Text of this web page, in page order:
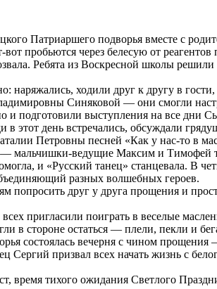
Патриаршего подворья вместе с
пробьются через белесую от
Ребята из Воскресной школы
наряжались, ходили друг к другу в
Синяковой — они смогли
и подготовили выступления на все
день встречались, обсуждали
Петровны песней «Как у нас-то в
мальчишки-ведущие Максим и Тимофей
и «Русский танец» станцевала. В
разных волшебных героев.
друг у друга прощения и
пригласили поиграть в веселые
в стороне остаться — плели, пекли и
состоялась вечерня с чином
призвал всех начать жизнь с
время тихого ожидания Светлого